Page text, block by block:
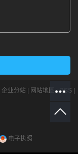
企业分站 | 网站地图 |RSS |
电子执照